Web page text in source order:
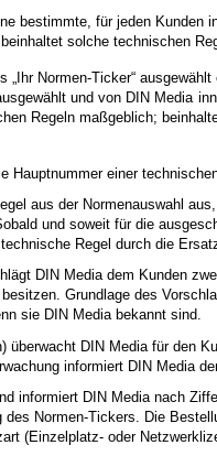
bestimmte, für jeden
solche technischen
Normen-Ticker“ ausgewählt
und von DIN Media
Regeln maßgeblich;
Hauptnummer einer
aus der Normenauswahl
und soweit für die
Regel durch die
DIN Media dem Kunden
Grundlage des
sie DIN Media bekannt sind.
überwacht DIN Media für den
informiert DIN Media
informiert DIN Media nach
Normen-Tickers. Die
(Einzelplatz- oder